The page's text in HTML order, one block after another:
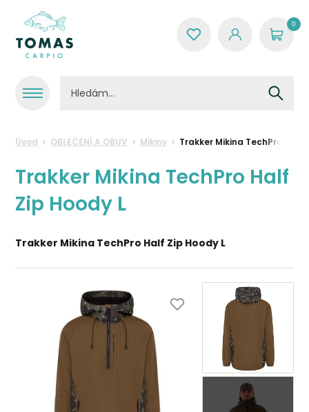
0
Úvod OBLEČENÍ A OBUV Mikiny Trakker Mikina TechPro Half
Trakker Mikina TechPro Half
Zip Hoody L
Trakker Mikina TechPro Half Zip Hoody L